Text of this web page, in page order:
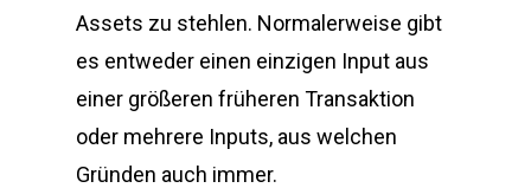
Assets zu stehlen. Normalerweise gibt
es entweder einen einzigen Input aus
einer größeren früheren Transaktion
oder mehrere Inputs, aus welchen
Gründen auch immer.